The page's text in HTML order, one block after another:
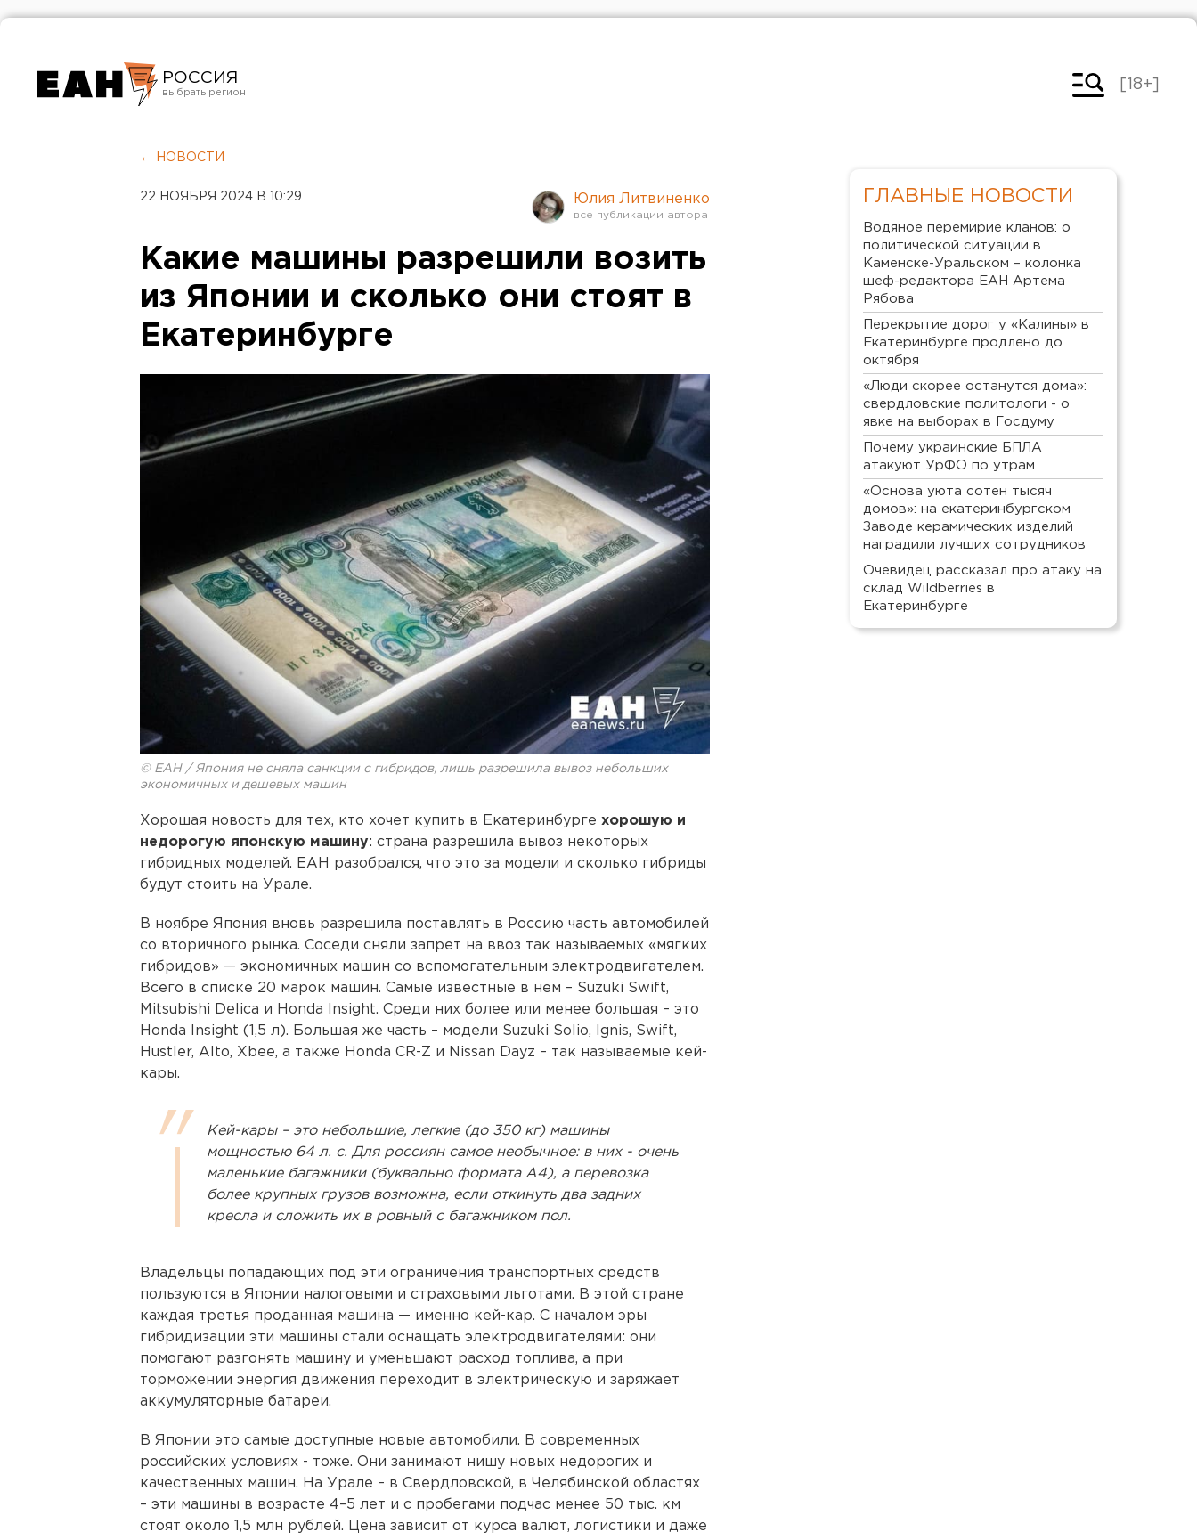
РОССИЯ
Челябинск
[18+]
← НОВОСТИ
22 НОЯБРЯ 2024 В 10:29 Юлия Литвиненко
Какие машины разрешили возить
из Японии и сколько они стоят в
Екатеринбурге
© ЕАН / Япония не сняла санкции с гибридов, лишь разрешила вывоз небольших
экономичных и дешевых машин
Хорошая новость для тех, кто хочет купить в Екатеринбурге хорошую и
недорогую японскую машину: страна разрешила вывоз некоторых
гибридных моделей. ЕАН разобрался, что это за модели и сколько гибриды
будут стоить на Урале.
В ноябре Япония вновь разрешила поставлять в Россию часть автомобилей
со вторичного рынка. Соседи сняли запрет на ввоз так называемых «мягких
гибридов» — экономичных машин со вспомогательным электродвигателем.
Всего в списке 20 марок машин. Самые известные в нем – Suzuki Swift,
Mitsubishi Delica и Honda Insight. Среди них более или менее большая – это
Honda Insight (1,5 л). Большая же часть – модели Suzuki Solio, Ignis, Swift,
Hustler, Alto, Xbee, а также Honda CR-Z и Nissan Dayz – так называемые кей-
кары.
Кей-кары – это небольшие, легкие (до 350 кг) машины
мощностью 64 л. с. Для россиян самое необычное: в них - очень
маленькие багажники (буквально формата А4), а перевозка
более крупных грузов возможна, если откинуть два задних
кресла и сложить их в ровный с багажником пол.
Владельцы попадающих под эти ограничения транспортных средств
пользуются в Японии налоговыми и страховыми льготами. В этой стране
каждая третья проданная машина — именно кей-кар. С началом эры
гибридизации эти машины стали оснащать электродвигателями: они
помогают разгонять машину и уменьшают расход топлива, а при
торможении энергия движения переходит в электрическую и заряжает
аккумуляторные батареи.
В Японии это самые доступные новые автомобили. В современных
российских условиях - тоже. Они занимают нишу новых недорогих и
качественных машин. На Урале – в Свердловской, в Челябинской областях
– эти машины в возрасте 4–5 лет и с пробегами подчас менее 50 тыс. км
стоят около 1,5 млн рублей. Цена зависит от курса валют, логистики и даже
ГЛАВНЫЕ НОВОСТИ
Водяное перемирие кланов: о
политической ситуации в
Каменске-Уральском – колонка
шеф-редактора ЕАН Артема
Рябова
Перекрытие дорог у «Калины» в
Екатеринбурге продлено до
октября
«Люди скорее останутся дома»:
свердловские политологи - о
явке на выборах в Госдуму
Почему украинские БПЛА
атакуют УрФО по утрам
«Основа уюта сотен тысяч
домов»: на екатеринбургском
Заводе керамических изделий
наградили лучших сотрудников
Очевидец рассказал про атаку на
склад Wildberries в
Екатеринбурге